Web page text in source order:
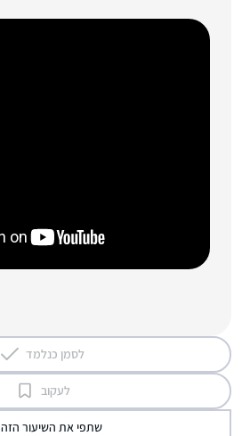
לסמן כנלמד
לעקוב
שתפי את השיעור הזה